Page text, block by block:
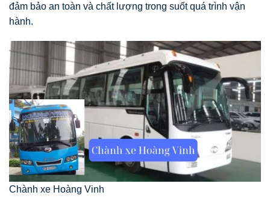
đảm bảo an toàn và chất lượng trong suốt quá trình vận
hành.
Chành xe Hoàng Vinh